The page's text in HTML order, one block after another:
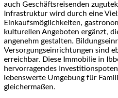
auch Geschäftsreisenden
Infrastruktur wird durch eine
Einkaufsmöglichkeiten,
kulturellen Angeboten ergänzt,
angenehm gestalten.
Versorgungseinrichtungen sind
erreichbar. Diese Immobilie in
hervorragendes
lebenswerte Umgebung für
gleichermaßen.